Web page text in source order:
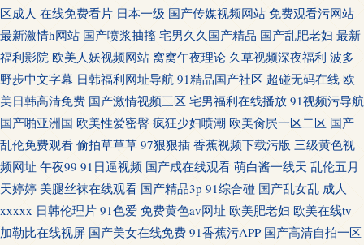
区成人 在线免费看片 日本一级 国产传媒视频网站 免费观看污网站
最新激情h网站 国产喷浆抽搐 宅男久久国产精品 国产乱肥老妇 最新
福利影院 欧美人妖视频网站 窝窝午夜理论 久草视频深夜福利 波多
野步中文字幕 日韩福利网址导航 91精品国产社区 超碰无码在线 欧
美日韩高清免费 国产激情视频三区 宅男福利在线播放 91视频污导航
国产啪亚洲国 欧美性爱密臀 疯狂少妇喷潮 欧美肏屄一区二区 国产
乱伦免费观看 偷拍草草草 97狠狠插 香蕉视频下载污版 三级黄色视
频网址 午夜99 91日逼视频 国产成在线观看 萌白酱一线天 乱伦五月
天婷婷 美腿丝袜在线观看 国产精品3p 91综合碰 国产乱女乱 成人
xxxxx 日韩伦理片 91色爱 免费黄色av网址 欧美肥老妇 欧美在线tv
加勒比在线视屏 国产美女在线免费 91香蕉污APP 国产高清自拍一区